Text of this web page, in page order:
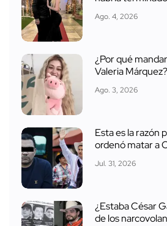
Ago. 4, 2026
¿Por qué
Valeria Márquez?
Ago. 3, 2026
Esta es la razón
ordenó matar a
Jul. 31, 2026
¿Estaba César
de los